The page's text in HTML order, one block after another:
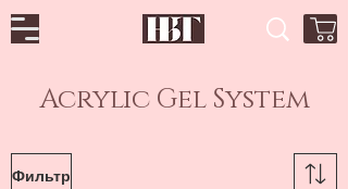
Acrylic Gel System
Фильтр